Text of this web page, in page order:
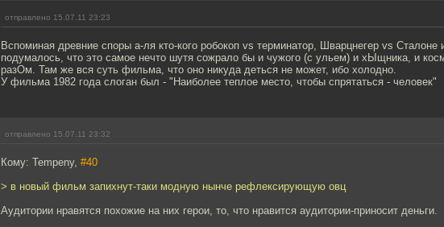
отправлено 15.07.11 23:23
Вспоминая древние споры а-ля кто-кого робокоп vs терминатор, Шварцнегер vs Сталоне
подумалось, что это самое нечто шутя сожрало бы и чужого (с ульем) и хЫщника, и
разОм. Там же вся суть фильма, что оно никуда деться не может, ибо холодно.
У фильма 1982 года слоган был - "Наиболее теплое место, чтобы спрятаться - человек"
отправлено 15.07.11 23:32
Кому: Tempeny, #40
> в новый фильм запихнут-таки модную нынче рефлексирующую овц
Аудитории нравятся похожие на них герои, то, что нравится аудитории-приносит деньги.